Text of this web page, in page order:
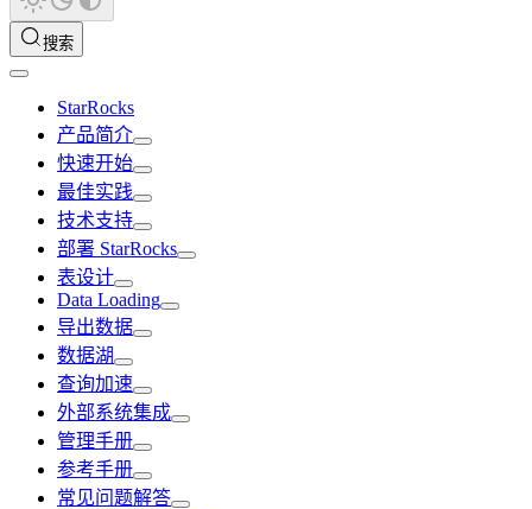
搜索
StarRocks
产品简介
快速开始
最佳实践
技术支持
部署 StarRocks
表设计
Data Loading
导出数据
数据湖
查询加速
外部系统集成
管理手册
参考手册
常见问题解答